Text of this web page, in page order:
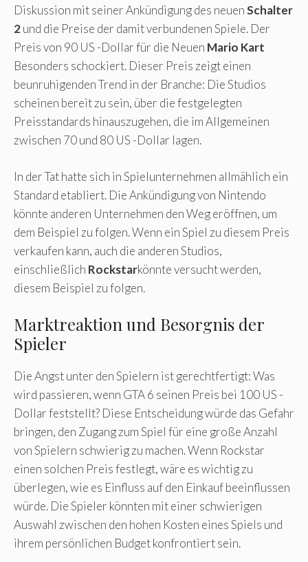
Diskussion mit seiner Ankündigung des neuenSchalter
2und die Preise der damit verbundenen Spiele. Der
Preis von 90 US -Dollar für die Neuen Mario Kart
Besonders schockiert. Dieser Preis zeigt einen
beunruhigenden Trend in der Branche: Die Studios
scheinen bereit zu sein, über die festgelegten
Preisstandards hinauszugehen, die im Allgemeinen
zwischen 70 und 80 US -Dollar lagen.
In der Tat hatte sich in Spielunternehmen allmählich ein
Standard etabliert. Die Ankündigung von Nintendo
könnte anderen Unternehmen den Weg eröffnen, um
dem Beispiel zu folgen. Wenn ein Spiel zu diesem Preis
verkaufen kann, auch die anderen Studios,
einschließlich Rockstarkönnte versucht werden,
diesem Beispiel zu folgen.
Marktreaktion und Besorgnis der
Spieler
Die Angst unter den Spielern ist gerechtfertigt: Was
wird passieren, wenn GTA 6 seinen Preis bei 100 US -
Dollar feststellt? Diese Entscheidung würde das Gefahr
bringen, den Zugang zum Spiel für eine große Anzahl
von Spielern schwierig zu machen. Wenn Rockstar
einen solchen Preis festlegt, wäre es wichtig zu
überlegen, wie es Einfluss auf den Einkauf beeinflussen
würde. Die Spieler könnten mit einer schwierigen
Auswahl zwischen den hohen Kosten eines Spiels und
ihrem persönlichen Budget konfrontiert sein.